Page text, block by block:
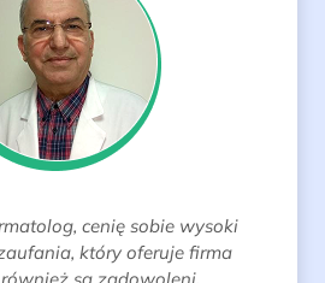
cenię sobie wysoki
który oferuje firma
są zadowoleni,